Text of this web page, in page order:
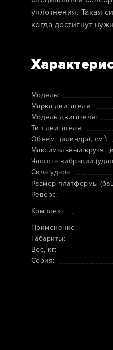
уплотнения. Такая
когда достигнут
Модель:
Марка двигателя:
Модель двигателя:
Тип двигателя:
Объем цилиндра, см³:
Максимальный
Частота вибрации
Сила удара:
Размер платформы
Реверс:
Комплект:
Применение:
Габариты:
Вес, кг:
Серия: